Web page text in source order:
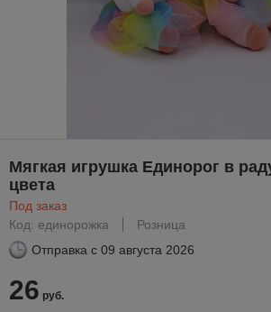
Мягкая игрушка Единорог в
цвета
Под заказ
Код: единорожка
Розница
Отправка с 09 августа 2026
26 руб.